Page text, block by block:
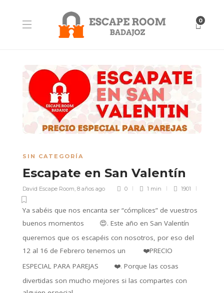
0
SIN CATEGORÍA
Escapate en San Valentín
David Escape Room, 8 años ago 0 1 min 1901
Ya sabéis que nos encanta ser “cómplices” de vuestros
buenos momentos
😍. Este año en San Valentín
queremos que os escapéis con nosotros, por eso del
12 al 16 de Febrero tenemos un
❤️PRECIO
ESPECIAL PARA PAREJAS
❤️. Porque las cosas
divertidas son mucho mejores si las compartes con